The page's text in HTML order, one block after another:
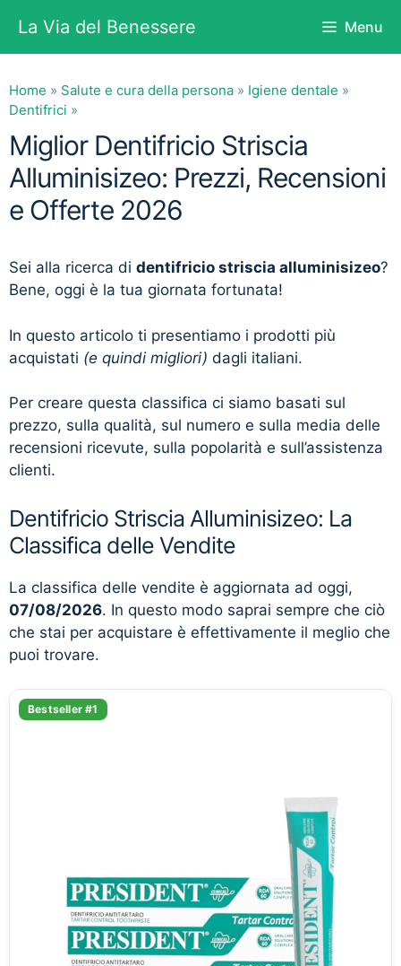
contenuto
La Via del Benessere Menu
Home » Salute e cura della persona » Igiene dentale »
Dentifrici »
Miglior Dentifricio Striscia
Alluminisizeo: Prezzi, Recensioni
e Offerte 2026
Sei alla ricerca di dentifricio striscia alluminisizeo?
Bene, oggi è la tua giornata fortunata!
In questo articolo ti presentiamo i prodotti più
acquistati (e quindi migliori) dagli italiani.
Per creare questa classifica ci siamo basati sul
prezzo, sulla qualità, sul numero e sulla media delle
recensioni ricevute, sulla popolarità e sull’assistenza
clienti.
Dentifricio Striscia Alluminisizeo: La
Classifica delle Vendite
La classifica delle vendite è aggiornata ad oggi,
07/08/2026. In questo modo saprai sempre che ciò
che stai per acquistare è effettivamente il meglio che
puoi trovare.
Bestseller #1